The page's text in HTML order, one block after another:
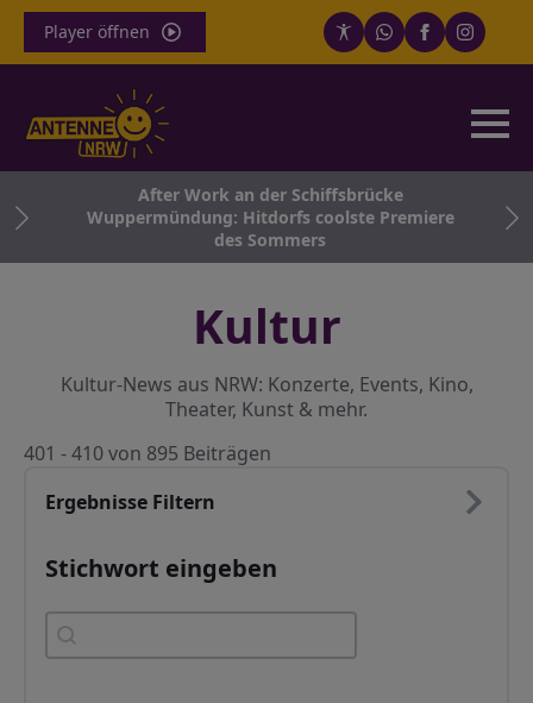
Player öffnen
After Work an der Schiffsbrücke
Wuppermündung: Hitdorfs coolste Premiere
des Sommers
Kultur
Kultur-News aus NRW: Konzerte, Events, Kino,
Theater, Kunst & mehr.
401 - 410 von 895 Beiträgen
Ergebnisse Filtern
Stichwort eingeben
Stichwort eingeben
Stichwort eingeben